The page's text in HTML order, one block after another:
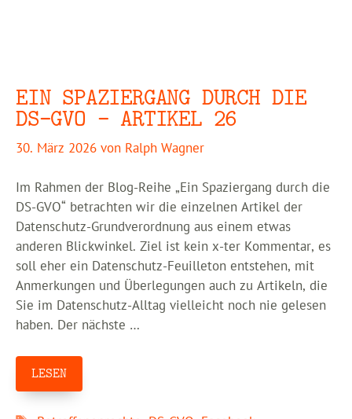
EIN SPAZIERGANG DURCH DIE
DS-GVO – ARTIKEL 26
30. März 2026 von Ralph Wagner
Im Rahmen der Blog-Reihe „Ein Spaziergang durch die
DS-GVO“ betrachten wir die einzelnen Artikel der
Datenschutz-Grundverordnung aus einem etwas
anderen Blickwinkel. Ziel ist kein x-ter Kommentar, es
soll eher ein Datenschutz-Feuilleton entstehen, mit
Anmerkungen und Überlegungen auch zu Artikeln, die
Sie im Datenschutz-Alltag vielleicht noch nie gelesen
haben. Der nächste …
LESEN